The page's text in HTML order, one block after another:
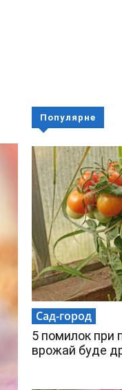
Популярне
Сад-город
5 помилок при
врожай буде